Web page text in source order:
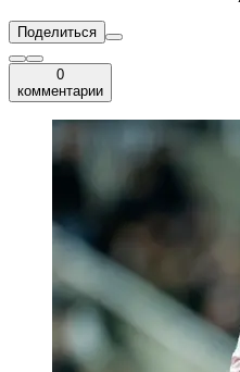
Поделиться
0
комментарии